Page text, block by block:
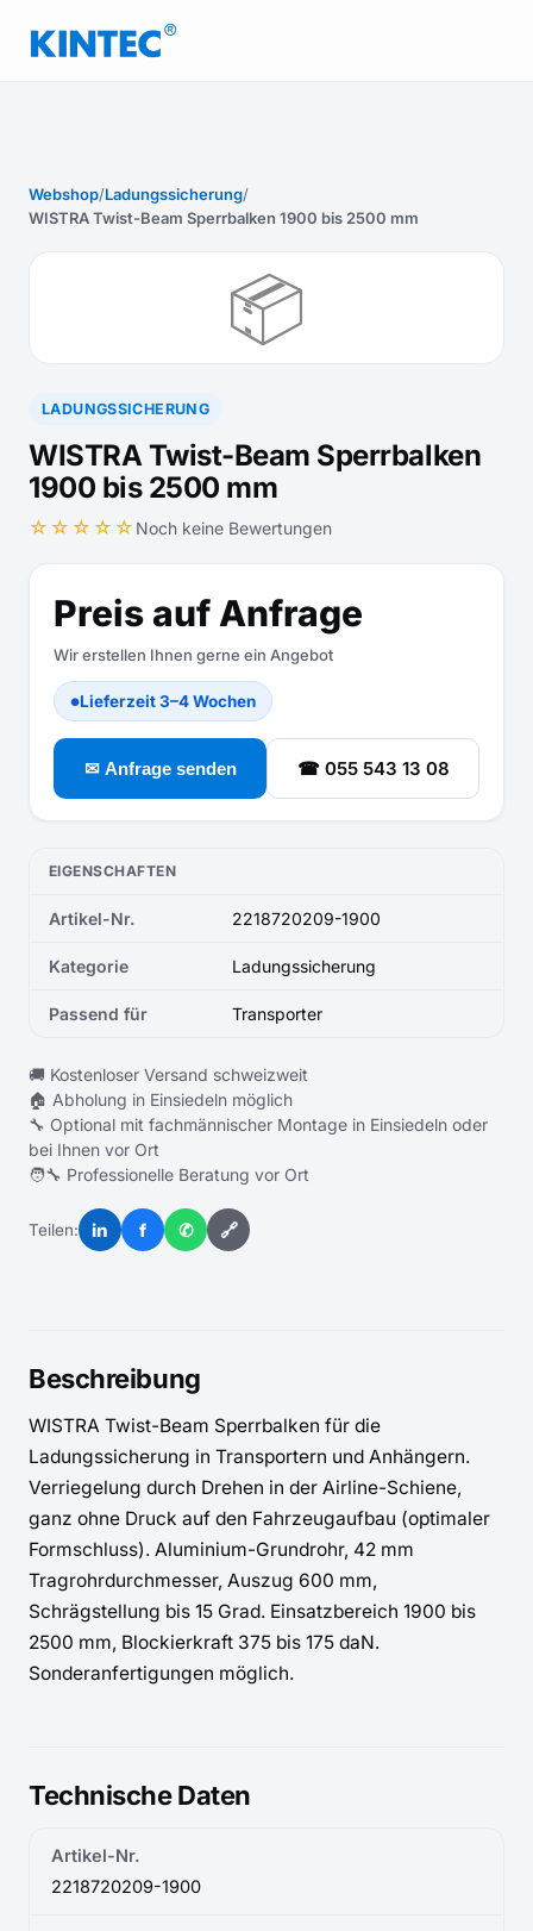
Webshop/Ladungssicherung/
WISTRA Twist-Beam Sperrbalken 1900 bis 2500 mm
📦
LADUNGSSICHERUNG
WISTRA Twist-Beam Sperrbalken
1900 bis 2500 mm
☆☆☆☆☆ Noch keine Bewertungen
Preis auf Anfrage
Wir erstellen Ihnen gerne ein Angebot
●Lieferzeit 3–4 Wochen
✉ Anfrage senden ☎ 055 543 13 08
EIGENSCHAFTEN
Artikel-Nr. 2218720209-1900
Kategorie Ladungssicherung
Passend für Transporter
🚚 Kostenloser Versand schweizweit
🏠 Abholung in Einsiedeln möglich
🔧 Optional mit fachmännischer Montage in Einsiedeln oder
bei Ihnen vor Ort
🧑‍🔧 Professionelle Beratung vor Ort
Teilen: in f ✆ 🔗
Beschreibung
WISTRA Twist-Beam Sperrbalken für die
Ladungssicherung in Transportern und Anhängern.
Verriegelung durch Drehen in der Airline-Schiene,
ganz ohne Druck auf den Fahrzeugaufbau (optimaler
Formschluss). Aluminium-Grundrohr, 42 mm
Tragrohrdurchmesser, Auszug 600 mm,
Schrägstellung bis 15 Grad. Einsatzbereich 1900 bis
2500 mm, Blockierkraft 375 bis 175 daN.
Sonderanfertigungen möglich.
Technische Daten
Artikel-Nr.
2218720209-1900